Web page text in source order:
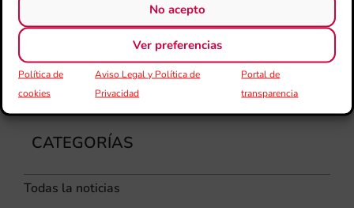
No acepto
Ver preferencias
Política de
cookies
Aviso Legal y Política de
Privacidad
Portal de
transparencia
CATEGORÍAS
Todas la noticias